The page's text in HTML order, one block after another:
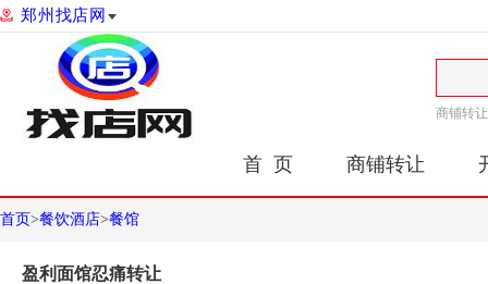
郑州找店网
商铺转让
首 页 商铺转让
首页>餐饮酒店>餐馆
盈利面馆忍痛转让